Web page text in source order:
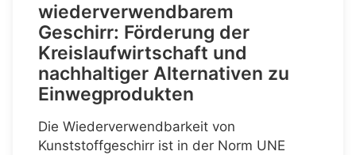
wiederverwendbarem
Geschirr: Förderung der
Kreislaufwirtschaft und
nachhaltiger Alternativen zu
Einwegprodukten
Die Wiederverwendbarkeit von
Kunststoffgeschirr ist in der Norm UNE